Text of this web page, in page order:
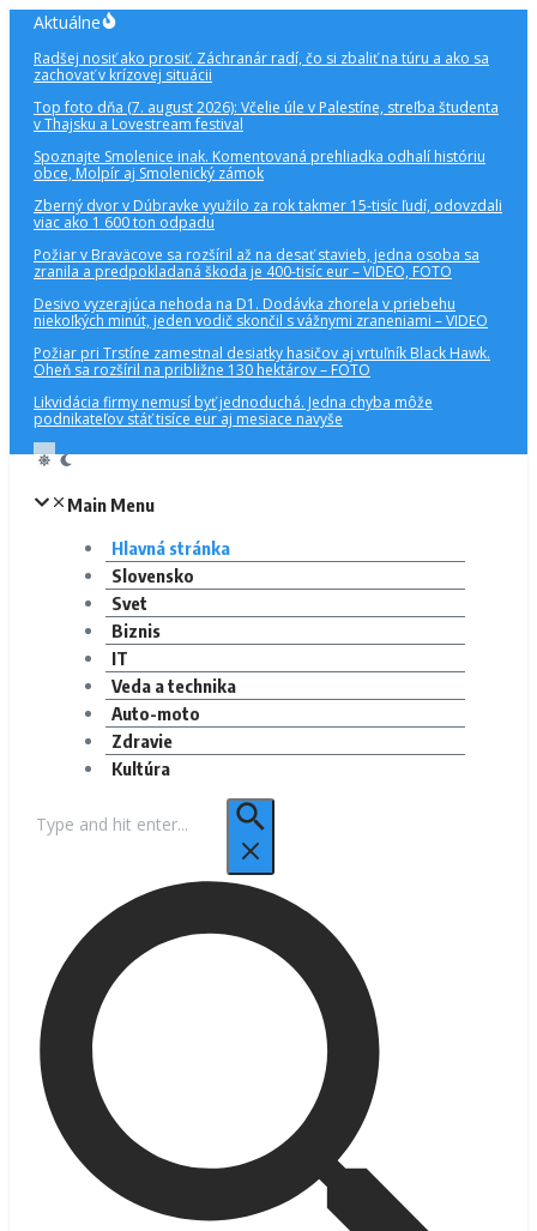
Preskočiť
obsah
Aktuálne
Radšej nosiť ako prosiť. Záchranár radí, čo si zbaliť na túru a ako sa
zachovať v krízovej situácii
Top foto dňa (7. august 2026): Včelie úle v Palestíne, streľba študenta
v Thajsku a Lovestream festival
Spoznajte Smolenice inak. Komentovaná prehliadka odhalí históriu
obce, Molpír aj Smolenický zámok
Zberný dvor v Dúbravke využilo za rok takmer 15-tisíc ľudí, odovzdali
viac ako 1 600 ton odpadu
Požiar v Braväcove sa rozšíril až na desať stavieb, jedna osoba sa
zranila a predpokladaná škoda je 400-tisíc eur – VIDEO, FOTO
Desivo vyzerajúca nehoda na D1. Dodávka zhorela v priebehu
niekoľkých minút, jeden vodič skončil s vážnymi zraneniami – VIDEO
Požiar pri Trstíne zamestnal desiatky hasičov aj vrtuľník Black Hawk.
Oheň sa rozšíril na približne 130 hektárov – FOTO
Likvidácia firmy nemusí byť jednoduchá. Jedna chyba môže
podnikateľov stáť tisíce eur aj mesiace navyše
Main Menu
Hlavná stránka
Slovensko
Svet
Biznis
IT
Veda a technika
Auto-moto
Zdravie
Kultúra